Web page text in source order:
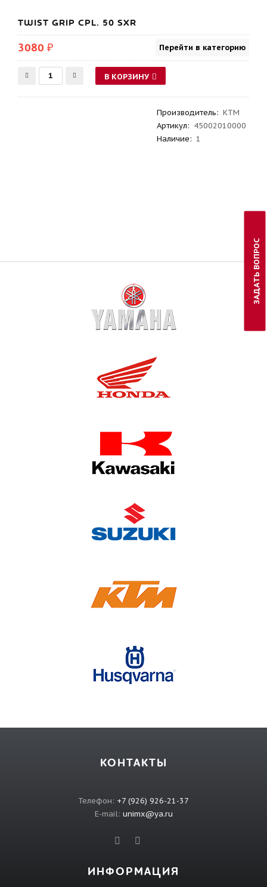
TWIST GRIP CPL. 50 SXR
3080 ₽ Перейти в категорию
В КОРЗИНУ
Производитель: KTM
Артикул: 45002010000
Наличие: 1
КОНТАКТЫ
Телефон: +7 (926) 926-21-37
E-mail: unimx@ya.ru
ИНФОРМАЦИЯ
ЗАДАТЬ ВОПРОС